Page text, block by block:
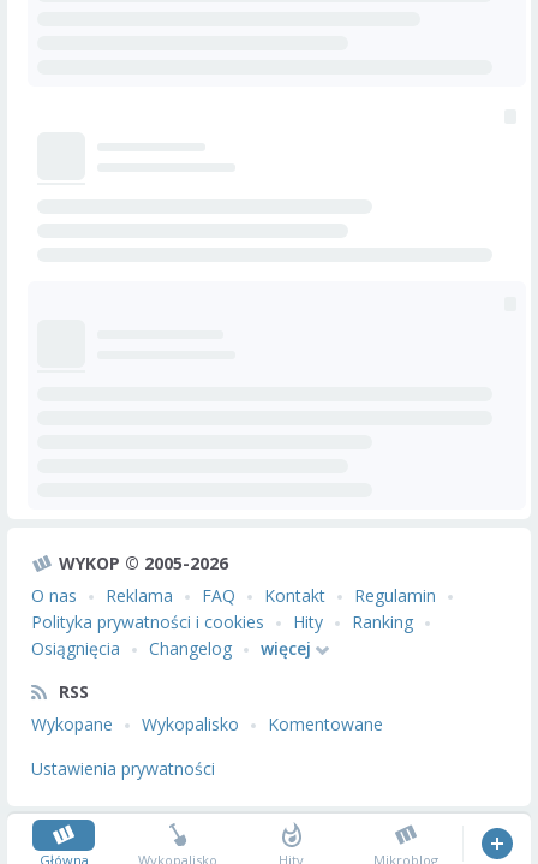
WYKOP © 2005-2026
O nas
Reklama FAQ Kontakt
Regulamin
Polityka prywatności i cookies
Hity
Ranking
Osiągnięcia
Changelog
więcej
RSS
Wykopane
Wykopalisko
Komentowane
Ustawienia prywatności
Główna Wykopalisko Hity Mikroblog